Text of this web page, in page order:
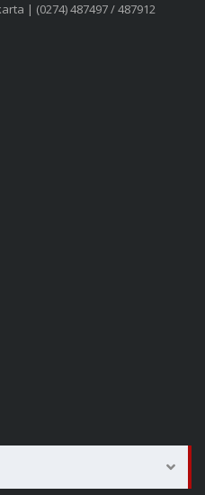
| (0274) 487497 / 487912